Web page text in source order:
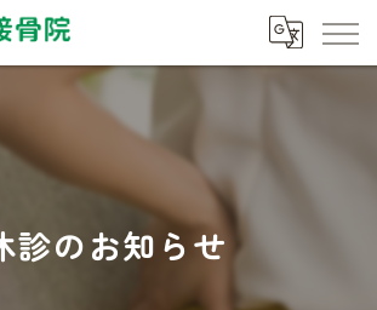
診のお知らせ